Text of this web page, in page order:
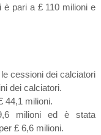
è pari a £ 110 milioni e
cessioni dei calciatori
dei calciatori.
44,1 milioni.
milioni ed è stata
£ 6,6 milioni.